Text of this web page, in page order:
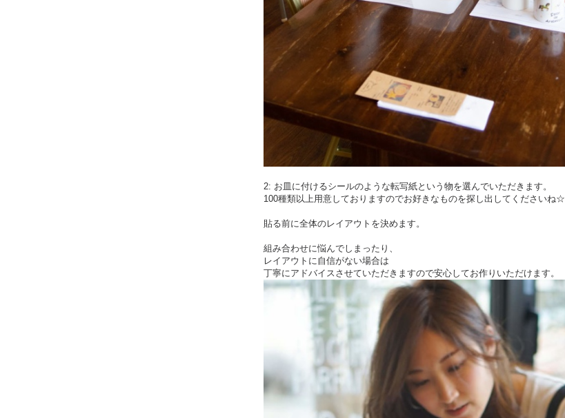
2: お皿に付けるシールのような転写紙という物を選んでいただきます。
100種類以上用意しておりますのでお好きなものを探し出してくださいね☆
貼る前に全体のレイアウトを決めます。
組み合わせに悩んでしまったり、
レイアウトに自信がない場合は
丁寧にアドバイスさせていただきますので安心してお作りいただけます。